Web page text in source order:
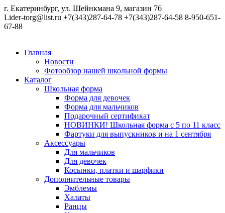
г. Екатеринбург, ул. Шейнкмана 9, магазин 76
Lider-torg@list.ru +7(343)287-64-78 +7(343)287-64-58 8-950-651-
67-88
Главная
Новости
Фотообзор нашей школьной формы
Каталог
Школьная форма
Форма для девочек
Форма для мальчиков
Подарочный сертификат
НОВИНКИ! Школьная форма с 5 по 11 класс
Фартуки для выпускников и на 1 сентября
Аксессуары
Для мальчиков
Для девочек
Косынки, платки и шарфики
Дополнительные товары
Эмблемы
Халаты
Ранцы